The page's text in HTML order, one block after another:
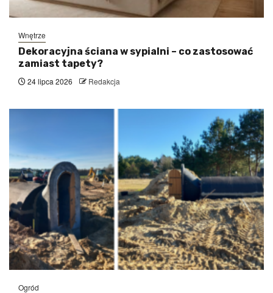
Wnętrze
Dekoracyjna ściana w sypialni – co zastosować
zamiast tapety?
24 lipca 2026 Redakcja
Ogród